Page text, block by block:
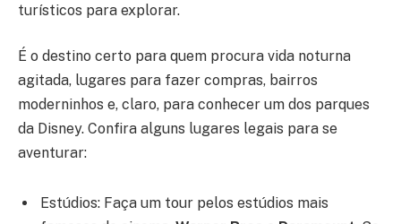
turísticos para explorar.
É o destino certo para quem procura vida noturna
agitada, lugares para fazer compras, bairros
moderninhos e, claro, para conhecer um dos parques
da Disney. Confira alguns lugares legais para se
aventurar:
Estúdios: Faça um tour pelos estúdios mais